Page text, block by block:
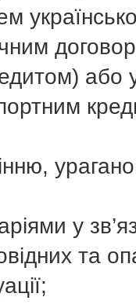
або
у
та